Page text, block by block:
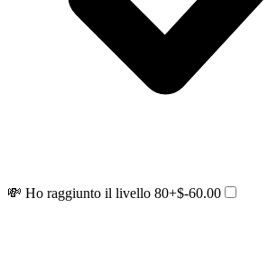
💸 Ho raggiunto il livello 80+$-60.00